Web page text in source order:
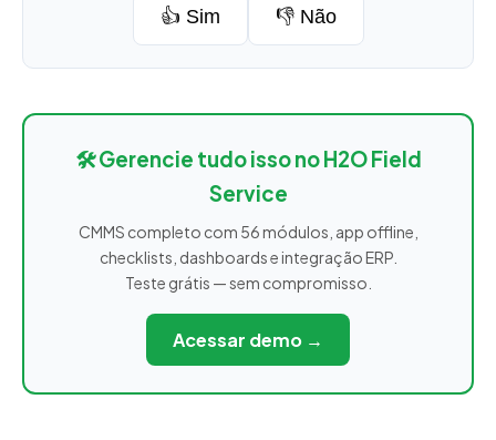
👍 Sim 👎 Não
🛠️ Gerencie tudo isso no H2O Field
Service
CMMS completo com 56 módulos, app offline,
checklists, dashboards e integração ERP.
Teste grátis — sem compromisso.
Acessar demo →